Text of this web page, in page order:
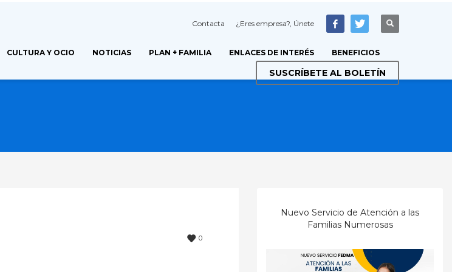
Contacta ¿Eres empresa?, Únete
CULTURA Y OCIO NOTICIAS PLAN + FAMILIA ENLACES DE INTERÉS BENEFICIOS
SUSCRÍBETE AL BOLETÍN
0
Nuevo Servicio de Atención a las
Familias Numerosas